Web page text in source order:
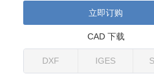
立即订购
CAD 下载
DXF IGES